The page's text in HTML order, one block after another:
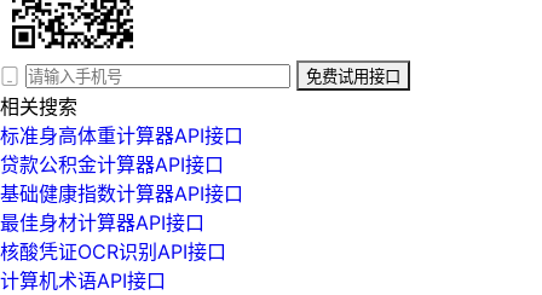
免费试用接口
相关搜索
标准身高体重计算器API接口
贷款公积金计算器API接口
基础健康指数计算器API接口
最佳身材计算器API接口
核酸凭证OCR识别API接口
计算机术语API接口